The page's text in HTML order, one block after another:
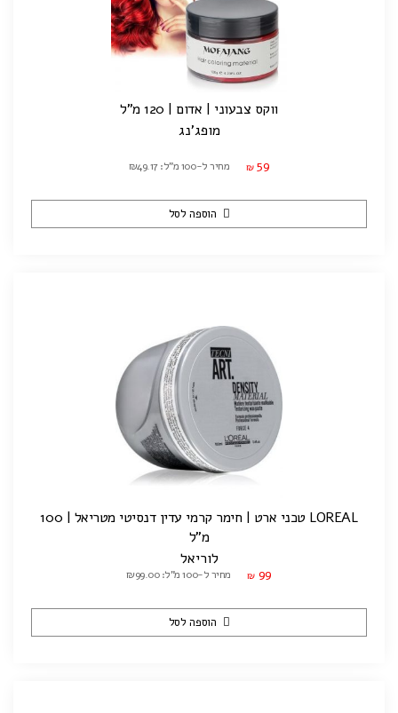
ווקס צבעוני | אדום | 120 מ"ל
מופג'נג
₪ 59 מחיר ל-100 מ"ל: ₪49.17
הוספה לסל
LOREAL טכני ארט | חימר קרמי עדין דנסיטי מטריאל | 100
מ"ל
לוריאל
₪ 99 מחיר ל-100 מ"ל: ₪99.00
הוספה לסל